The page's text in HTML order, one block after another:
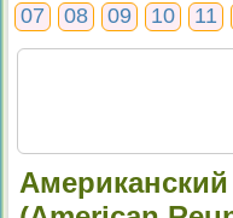
07
08 09 10 11